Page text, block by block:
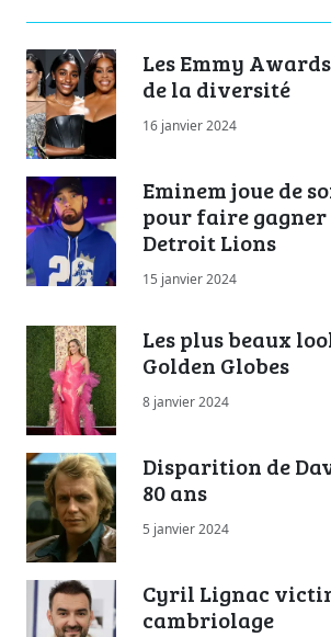
Les Emmy
de la diversité
16 janvier 2024
Eminem joue de
pour faire gagner
Detroit Lions
15 janvier 2024
Les plus beaux
Golden Globes
8 janvier 2024
Disparition de
80 ans
5 janvier 2024
Cyril Lignac
cambriolage